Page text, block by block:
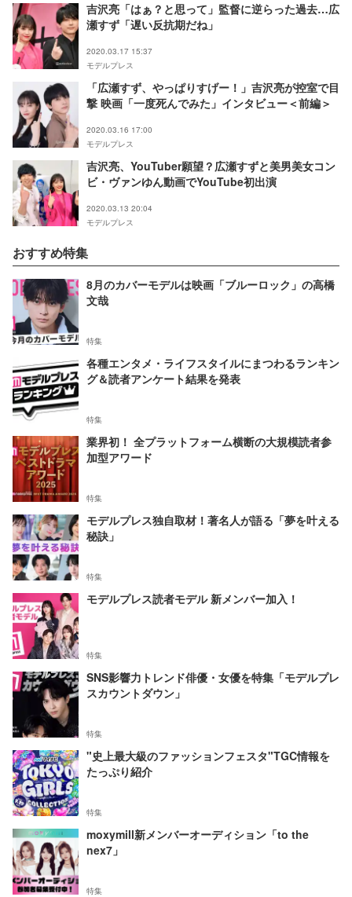
吉沢亮「はぁ？と思って」監督に逆らった過去…広
瀬すず「遅い反抗期だね」
2020.03.17 15:37
モデルプレス
「広瀬すず、やっぱりすげー！」吉沢亮が控室で目
撃 映画「一度死んでみた」インタビュー＜前編＞
2020.03.16 17:00
モデルプレス
吉沢亮、YouTuber願望？広瀬すずと美男美女コン
ビ・ヴァンゆん動画でYouTube初出演
2020.03.13 20:04
モデルプレス
おすすめ特集
8月のカバーモデルは映画「ブルーロック」の高橋
文哉
特集
各種エンタメ・ライフスタイルにまつわるランキン
グ＆読者アンケート結果を発表
特集
業界初！ 全プラットフォーム横断の大規模読者参
加型アワード
特集
モデルプレス独自取材！著名人が語る「夢を叶える
秘訣」
特集
モデルプレス読者モデル 新メンバー加入！
特集
SNS影響力トレンド俳優・女優を特集「モデルプレ
スカウントダウン」
特集
"史上最大級のファッションフェスタ"TGC情報を
たっぷり紹介
特集
moxymill新メンバーオーディション「to the
nex7」
特集